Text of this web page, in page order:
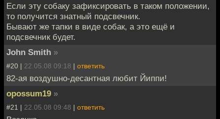
Если эту собаку зафиксировать в таком положении,
то получится знатный подсвечник.
Бывают же тапки в виде собак, а это ещё и
подсвечник будет.
John Smith »
#20 | 22.05.08 09:18 | ответить
82-ая воздушно-десантная любит Йиппи!
opossum19 »
#21 | 22.05.08 09:48 | ответить